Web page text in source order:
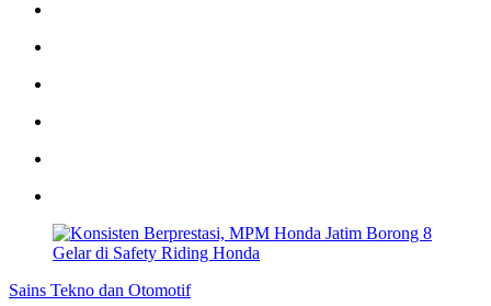
Sains Tekno dan Otomotif